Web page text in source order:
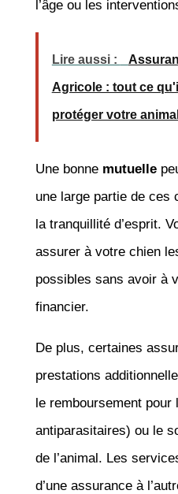
l’âge ou les
Lire aussi :
Agricole : tout ce
protéger votre
Une bonne mutuelle
une large partie de ces
la tranquillité d’esprit.
assurer à votre chien
possibles sans avoir à
financier.
De plus, certaines
prestations
le remboursement
antiparasitaires) ou le
de l’animal. Les
d’une assurance à